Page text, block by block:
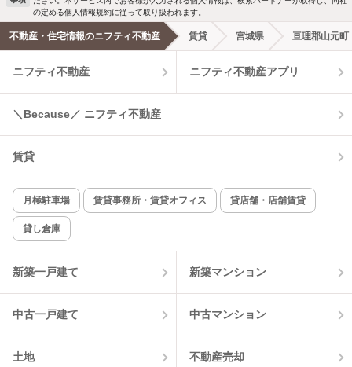
洗濯機置場あり 独立洗面台
エアコンあり 都市ガス
温水洗浄便座 オートロック
コンロ2口以上
新着のみ インターネット無料
該当件数:
物件一覧に反映
の定める個人情報規約に従って取り扱われます。
不動産・住宅情報のニフティ不動産 賃貸 宮城県 亘理郡山元町
ニフティ不動産 ニフティ不動産アプリ
＼Because／ ニフティ不動産
賃貸
月極駐車場 賃貸事務所・賃貸オフィス 貸店舗・店舗賃貸
貸し倉庫
新築一戸建て 新築マンション
中古一戸建て 中古マンション
土地 不動産売却